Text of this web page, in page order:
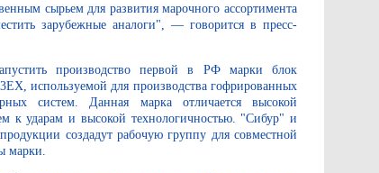
сырьем для развития марочного ассортимента
зарубежные аналоги", — говорится в пресс-
производство первой в РФ марки блок
используемой для производства гофрированных
систем. Данная марка отличается высокой
к ударам и высокой технологичностью. "Сибур" и
создадут рабочую группу для совместной
марки.